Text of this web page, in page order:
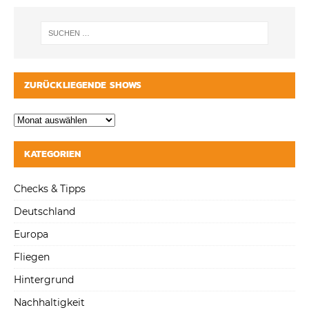
ZURÜCKLIEGENDE SHOWS
KATEGORIEN
Checks & Tipps
Deutschland
Europa
Fliegen
Hintergrund
Nachhaltigkeit